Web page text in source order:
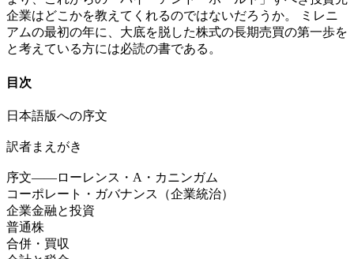
企業はどこかを教えてくれるのではないだろうか。 ミレニ
アムの最初の年に、大底を脱した株式の長期売買の第一歩を
と考えている方には必読の書である。
目次
日本語版への序文
訳者まえがき
序文――ローレンス・A・カニンガム
コーポレート・ガバナンス（企業統治）
企業金融と投資
普通株
合併・買収